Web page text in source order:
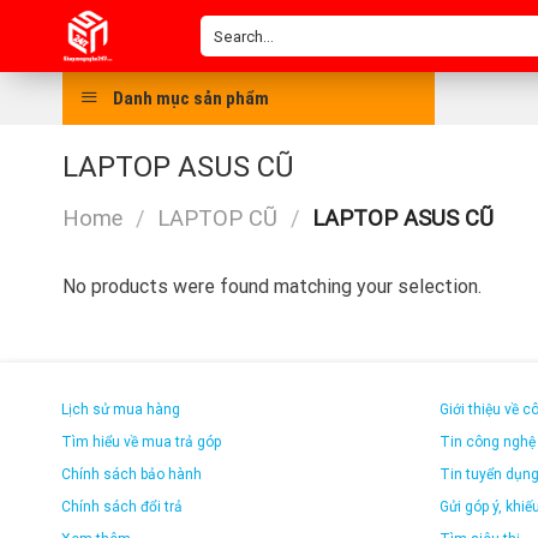
content
Search
for:
Danh mục sản phẩm
LAPTOP ASUS CŨ
Home / LAPTOP CŨ / LAPTOP ASUS CŨ
No products were found matching your selection.
Lịch sử mua hàng
Tìm hiểu về mua trả góp
Chính sách bảo hành
Chính sách đổi trả
Giới thiệu về
Tin công nghệ
Tin tuyển dụng
Gửi góp ý,